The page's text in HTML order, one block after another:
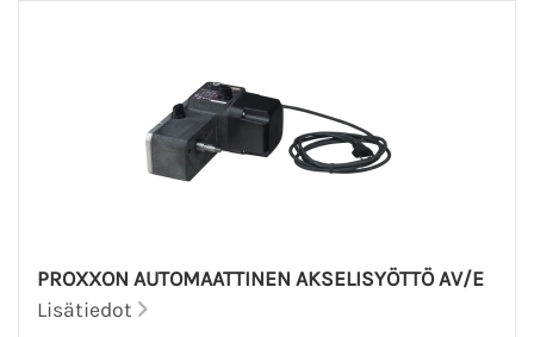
PROXXON AUTOMAATTINEN AKSELISYÖTTÖ AV/E
Lisätiedot